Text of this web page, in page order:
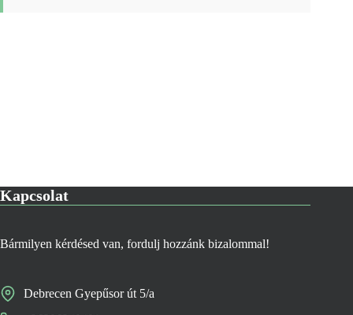
Kapcsolat
Bármilyen kérdésed van, fordulj hozzánk bizalommal!
Debrecen Gyepűsor út 5/a